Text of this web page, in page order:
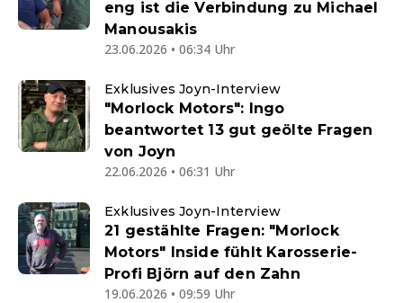
eng ist die Verbindung zu Michael
Manousakis
23.06.2026 • 06:34 Uhr
Exklusives Joyn-Interview
"Morlock Motors": Ingo
beantwortet 13 gut geölte Fragen
von Joyn
22.06.2026 • 06:31 Uhr
Exklusives Joyn-Interview
21 gestählte Fragen: "Morlock
Motors" Inside fühlt Karosserie-
Profi Björn auf den Zahn
19.06.2026 • 09:59 Uhr